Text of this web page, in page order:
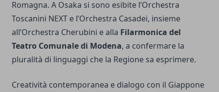
Romagna. A Osaka si sono esibite l’Orchestra
Toscanini NEXT e l’Orchestra Casadei, insieme
all’Orchestra Cherubini e alla Filarmonica del
Teatro Comunale di Modena, a confermare la
pluralità di linguaggi che la Regione sa esprimere.
Creatività contemporanea e dialogo con il Giappone